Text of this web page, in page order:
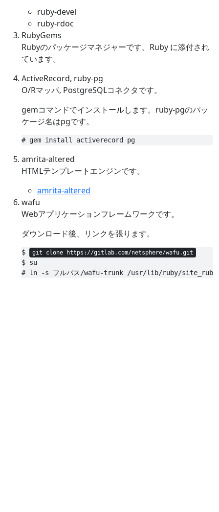
ruby-devel
ruby-rdoc
RubyGems
Rubyのパッケージマネジャーです。Ruby に添付され
ています。
ActiveRecord, ruby-pg
O/Rマッパ, PostgreSQLコネクタです。
gemコマンドでインストールします。ruby-pgのパッ
ケージ名はpgです。
amrita-altered
HTMLテンプレートエンジンです。
amrita-altered
wafu
Webアプリケーションフレームワークです。
ダウンロード後、リンクを張ります。
$ git clone https://gitlab.com/netsphere/wafu.git
$ su